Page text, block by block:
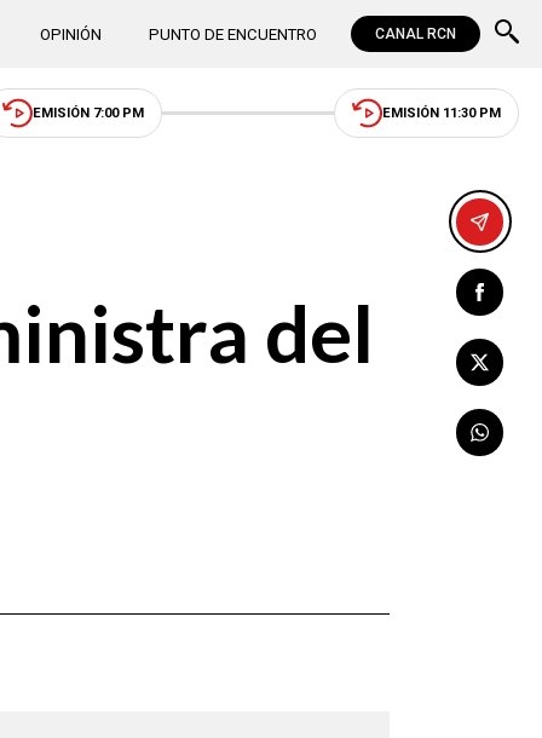
OPINIÓN PUNTO DE ENCUENTRO CANAL RCN
EMISIÓN 7:00 PM EMISIÓN 11:30 PM
del